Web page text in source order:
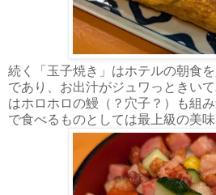
続く「玉子焼き」はホテルの朝食
であり、お出汁がジュワっときい
はホロホロの鰻（？穴子？）も組
で食べるものとしては最上級の美味